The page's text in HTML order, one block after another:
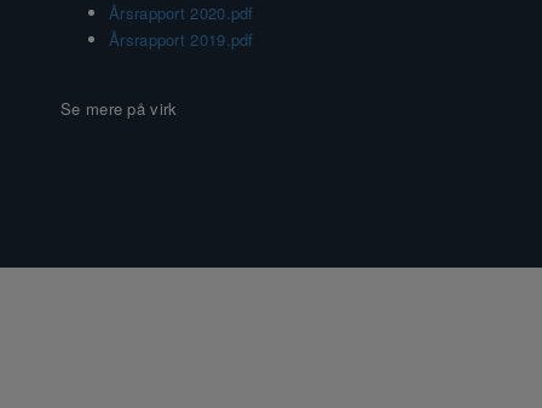
Årsrapport 2020.pdf
Årsrapport 2019.pdf
Se mere på virk